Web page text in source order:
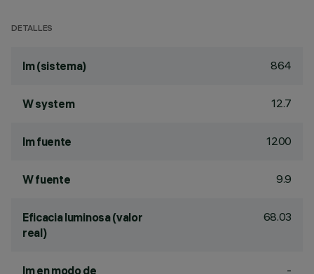
DETALLES
lm (sistema) 864
W system 12.7
lm fuente 1200
W fuente 9.9
Eficacia luminosa (valor
real)
68.03
lm en modo de
-